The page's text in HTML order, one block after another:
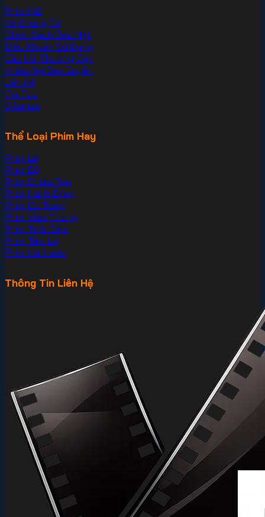
PhimVN2
Về Chúng Tôi
Chính Sách Bảo Mật
Điều Khoản Sử Dụng
Câu Hỏi Thường Gặp
Khiếu Nại Bản Quyền
Liên Hệ
Tin Tức
Sitemap
Thể Loại Phim Hay
Phim Lẻ
Phim Bộ
Phim Chiếu Rạp
Phim Hành Động
Phim Cổ Trang
Phim Viễn Tưởng
Phim Tình Cảm
Phim Tâm Lý
Phim Hài Hước
Thông Tin Liên Hệ